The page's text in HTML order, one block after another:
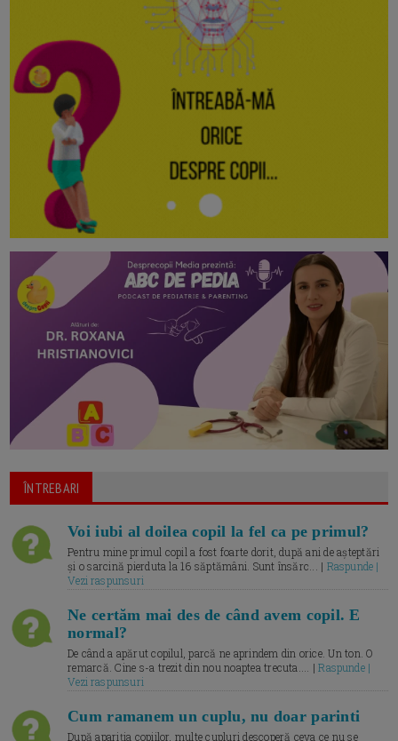
ÎNTREBARI
Voi iubi al doilea copil la fel ca pe primul?
Pentru mine primul copil a fost foarte dorit, după ani de așteptări
și o sarcină pierduta la 16 săptămâni. Sunt însărc... | Raspunde |
Vezi raspunsuri
Ne certăm mai des de când avem copil. E
normal?
De când a apărut copilul, parcă ne aprindem din orice. Un ton. O
remarcă. Cine s-a trezit din nou noaptea trecuta.... |Raspunde |
Vezi raspunsuri
Cum ramanem un cuplu, nu doar parinti
După apariția copiilor, multe cupluri descoperă ceva ce nu se